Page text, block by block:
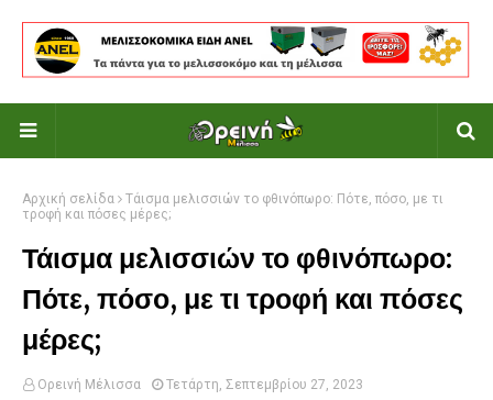
Αρχική σελίδα
Τάισμα μελισσιών το φθινόπωρο: Πότε, πόσο, με τι
τροφή και πόσες μέρες;
Τάισμα μελισσιών το φθινόπωρο:
Πότε, πόσο, με τι τροφή και πόσες
μέρες;
Ορεινή Μέλισσα Τετάρτη, Σεπτεμβρίου 27, 2023